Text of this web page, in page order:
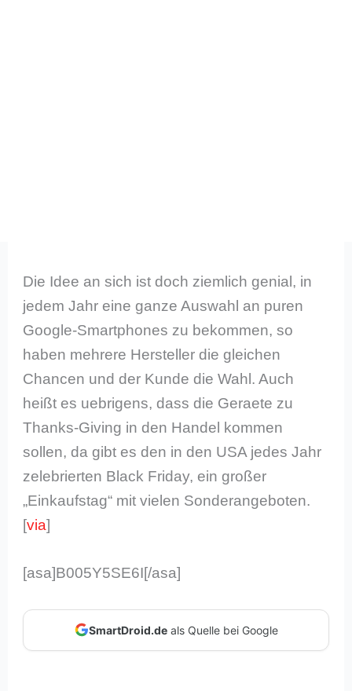
Die Idee an sich ist doch ziemlich genial, in
jedem Jahr eine ganze Auswahl an puren
Google-Smartphones zu bekommen, so
haben mehrere Hersteller die gleichen
Chancen und der Kunde die Wahl. Auch
heißt es uebrigens, dass die Geraete zu
Thanks-Giving in den Handel kommen
sollen, da gibt es den in den USA jedes Jahr
zelebrierten Black Friday, ein großer
„Einkaufstag“ mit vielen Sonderangeboten.
[via]
[asa]B005Y5SE6I[/asa]
SmartDroid.deals Quelle bei Google